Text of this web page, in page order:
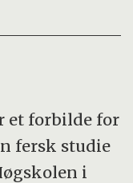
et forbilde for
fersk studie
i